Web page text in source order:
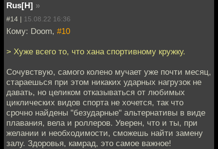
Rus[H] »
#14 | 15.08.22 16:36
Кому: Doom, #10
> Хуже всего то, что хана спортивному кружку.
Сочувствую, самого колено мучает уже почти месяц,
стараешься при этом никаких ударных нагрузок не
давать, но целиком отказываться от любимых
циклических видов спорта не хочется, так что
срочно найдены "безударные" альтернативы в виде
плавания, вела и роллеров. Уверен, что и ты, при
желании и необходимости, сможешь найти замену
залу. Здоровья, камрад, это самое важное!